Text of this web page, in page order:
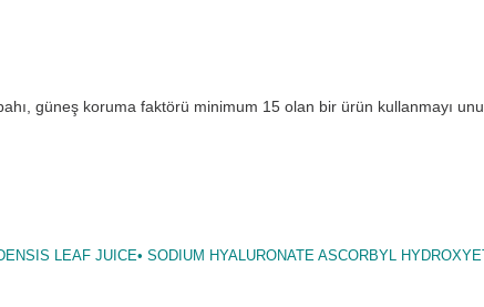
güneş koruma faktörü minimum 15 olan bir ürün kullanmayı
LEAF JUICE• SODIUM HYALURONATE ASCORBYL